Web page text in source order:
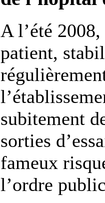
A l’été
patient,
subitement
sorties
fameux
l’ordre